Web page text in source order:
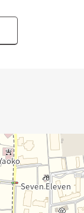
，把资金计
的说明更加在
预订)顾客的状